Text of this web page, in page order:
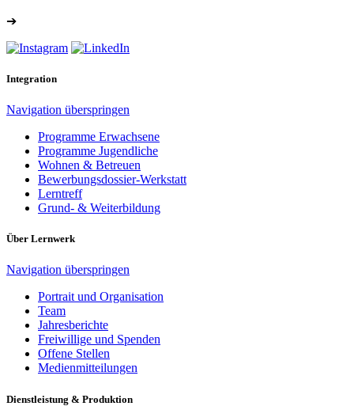
➔
Integration
Navigation überspringen
Programme Erwachsene
Programme Jugendliche
Wohnen & Betreuen
Bewerbungsdossier-Werkstatt
Lerntreff
Grund- & Weiterbildung
Über Lernwerk
Navigation überspringen
Portrait und Organisation
Team
Jahresberichte
Freiwillige und Spenden
Offene Stellen
Medienmitteilungen
Dienstleistung & Produktion